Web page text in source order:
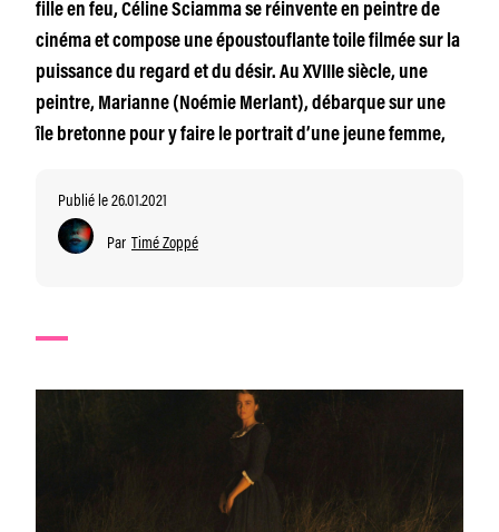
fille en feu, Céline Sciamma se réinvente en peintre de
cinéma et compose une époustouflante toile filmée sur la
puissance du regard et du désir. Au XVIIIe siècle, une
peintre, Marianne (Noémie Merlant), débarque sur une
île bretonne pour y faire le portrait d’une jeune femme,
Publié le 26.01.2021
Par Timé Zoppé